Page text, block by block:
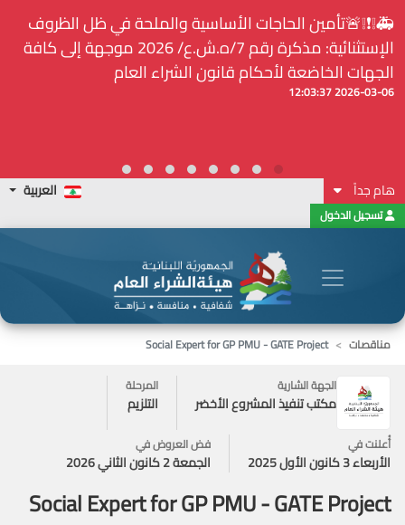
⚠️... ويكون النشر إلزامياً على المنصة الإلكترونيّة المركزيّة
لدى هيئة الشراء العام... الخ. (المادة 109 : الشفافية)
2026-02-24 13:48:11
هام جداً العربية
تسجيل الدخول
مناقصات
Social Expert for GP PMU - GATE Project
الجهة الشارية
مكتب تنفيذ المشروع الأخضر
المرحلة
التلزيم
أُعلنت في
الأربعاء 3 كانون الأول 2025
فض العروض في
الجمعة 2 كانون الثاني 2026
Social Expert for GP PMU - GATE Project